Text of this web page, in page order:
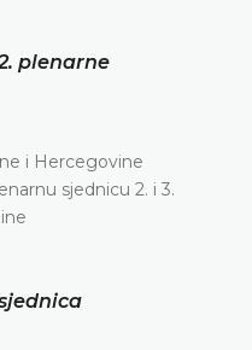
plenarne
i Hercegovine
sjednicu 2. i 3.